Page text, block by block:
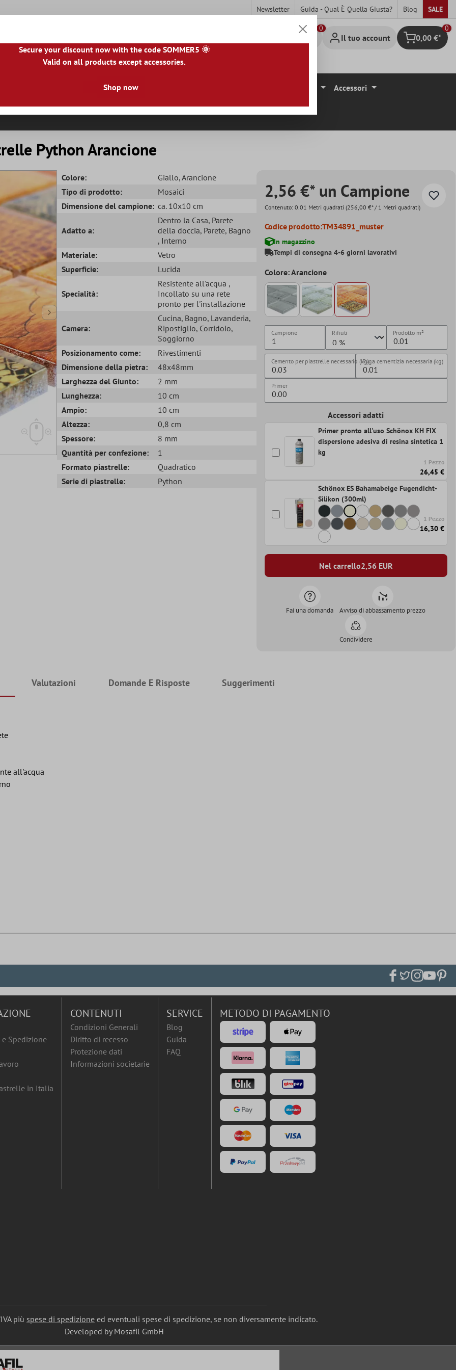
Newsletter Guida - Qual È Quella Giusta? Blog SALE
Il tuo account Carrello degli
0
0,00 €*
PL|PT| FI| GR|RO| NO|HU|BG|HR|LU
Piastrelle Per Terrazze Accessori
Python Arancione
Colore: Giallo, Arancione
Tipo di prodotto:
Mosaici
Dimensione del campione: ca. 10x10 cm
Adatto a:
Dentro la Casa, Parete
della doccia, Parete, Bagno
, Interno
Materiale:
Vetro
Superficie:
Lucida
Specialità:
Resistente all'acqua ,
Incollato su una rete
pronto per l'installazione
Camera:
Cucina, Bagno, Lavanderia,
Ripostiglio, Corridoio,
Soggiorno
Posizionamento come:
Rivestimenti
Dimensione della pietra:
48x48mm
Larghezza del Giunto:
2 mm
Lunghezza:
10 cm
Ampio:
10 cm
Altezza:
0,8 cm
Spessore:
8 mm
Quantità per confezione:
1
Formato piastrelle:
Quadratico
Serie di piastrelle:
Python
2,56 €* un Campione
Contenuto: 0.01 Metri quadrati (256,00 €* / 1 Metri quadrati)
Codice prodotto:TM34891_muster
In magazzino
Tempi di consegna 4-6 giorni lavorativi
Colore: Arancione
Campione Rifiuti Prodotto m²
Cemento per piastrelle necessario (kg)Fuga cementizia necessaria (kg)
Primer
Accessori adatti
Primer pronto all'uso Schönox KH FIX
dispersione adesiva di resina sintetica 1
kg
1 Pezzo
26,45 €
Schönox ES Bahamabeige Fugendicht-
Silikon (300ml)
1 Pezzo
16,30 €
Nel carrello2,56EUR
Fai una domanda Avviso di abbassamento prezzo
Condividere
Valutazioni Domande E Risposte Suggerimenti
all'acqua
e Spedizione
in Italia
CONTENUTI
Condizioni Generali
Diritto di recesso
Protezione dati
Informazioni societarie
SERVICE
Blog
Guida
FAQ
METODO DI PAGAMENTO
più spese di spedizione ed eventuali spese di spedizione, se non diversamente indicato.
Developed by Mosafil GmbH
Secure your discount now with the code SOMMER5 🌞
Valid on all products except accessories.
Shop now